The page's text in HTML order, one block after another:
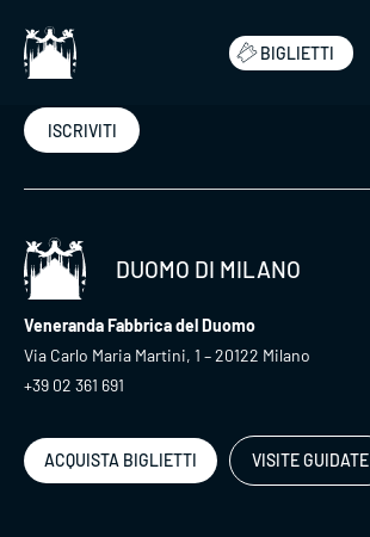
BIGLIETTI
Iscriviti alla nostra newsletter
ISCRIVITI
DUOMO DI MILANO
Veneranda Fabbrica del Duomo
Via Carlo Maria Martini, 1 – 20122 Milano
+39 02 361 691
ACQUISTA BIGLIETTI VISITE GUIDATE